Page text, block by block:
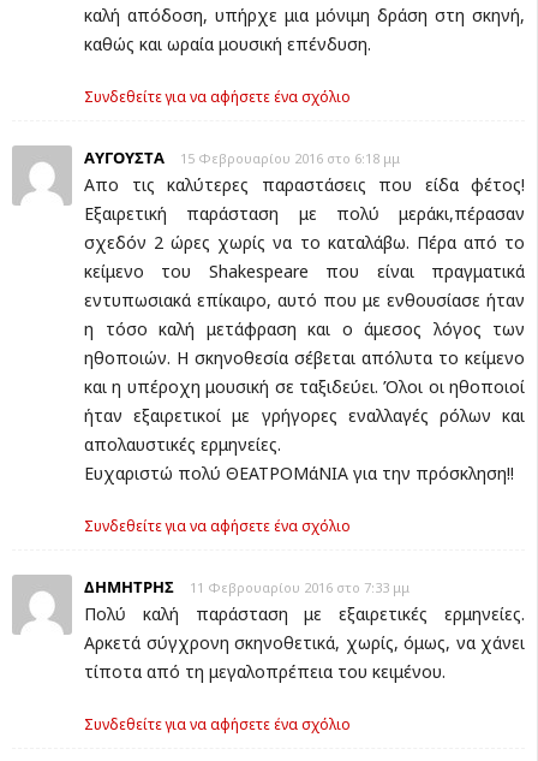
καλή απόδοση, υπήρχε μια μόνιμη δράση στη σκηνή,
καθώς και ωραία μουσική επένδυση.
Συνδεθείτε για να αφήσετε ένα σχόλιο
ΑΥΓΟΥΣΤΑ 15 Φεβρουαρίου 2016 στο 6:18 μμ
Απο τις καλύτερες παραστάσεις που είδα φέτος!
Εξαιρετική παράσταση με πολύ μεράκι,πέρασαν
σχεδόν 2 ώρες χωρίς να το καταλάβω. Πέρα από το
κείμενο του Shakespeare που είναι πραγματικά
εντυπωσιακά επίκαιρο, αυτό που με ενθουσίασε ήταν
η τόσο καλή μετάφραση και ο άμεσος λόγος των
ηθοποιών. Η σκηνοθεσία σέβεται απόλυτα το κείμενο
και η υπέροχη μουσική σε ταξιδεύει. Όλοι οι ηθοποιοί
ήταν εξαιρετικοί με γρήγορες εναλλαγές ρόλων και
απολαυστικές ερμηνείες.
Ευχαριστώ πολύ ΘΕΑΤΡΟΜάΝΙΑ για την πρόσκληση!!
Συνδεθείτε για να αφήσετε ένα σχόλιο
ΔΗΜΗΤΡΗΣ 11 Φεβρουαρίου 2016 στο 7:33 μμ
Πολύ καλή παράσταση με εξαιρετικές ερμηνείες.
Αρκετά σύγχρονη σκηνοθετικά, χωρίς, όμως, να χάνει
τίποτα από τη μεγαλοπρέπεια του κειμένου.
Συνδεθείτε για να αφήσετε ένα σχόλιο